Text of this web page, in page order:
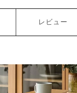
レビュー